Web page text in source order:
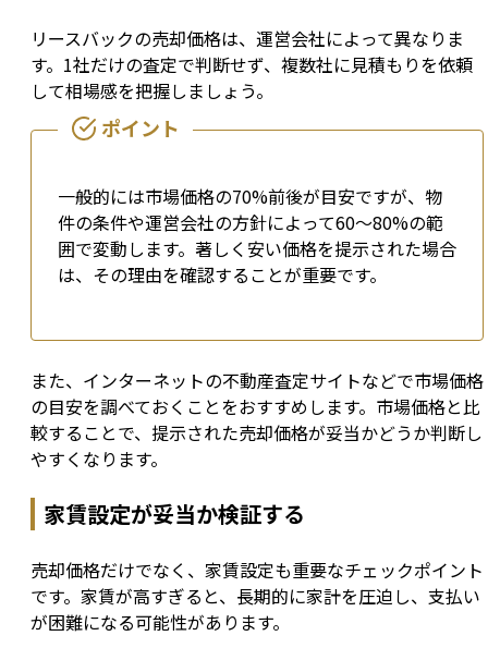
リースバックの売却価格は、運営会社によって異なりま
す。1社だけの査定で判断せず、複数社に見積もりを依頼
して相場感を把握しましょう。
一般的には市場価格の70%前後が目安ですが、物
件の条件や運営会社の方針によって60〜80%の範
囲で変動します。著しく安い価格を提示された場合
は、その理由を確認することが重要です。
また、インターネットの不動産査定サイトなどで市場価格
の目安を調べておくことをおすすめします。市場価格と比
較することで、提示された売却価格が妥当かどうか判断し
やすくなります。
家賃設定が妥当か検証する
売却価格だけでなく、家賃設定も重要なチェックポイント
です。家賃が高すぎると、長期的に家計を圧迫し、支払い
が困難になる可能性があります。